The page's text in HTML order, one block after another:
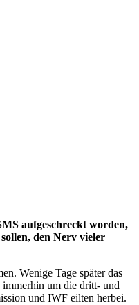
aufgeschreckt worden,
den Nerv vieler
Wenige Tage später das
um die dritt- und
und IWF eilten herbei.